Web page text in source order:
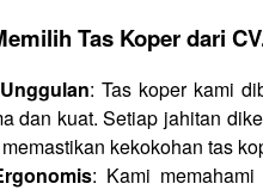
Tas Koper dari
: Tas koper kami
dan kuat. Setiap jahitan
kekokohan tas
: Kami